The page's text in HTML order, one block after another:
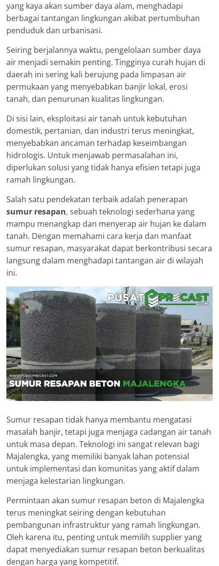
yang kaya akan sumber daya alam, menghadapi
berbagai tantangan lingkungan akibat pertumbuhan
penduduk dan urbanisasi.
Seiring berjalannya waktu, pengelolaan sumber daya
air menjadi semakin penting. Tingginya curah hujan di
daerah ini sering kali berujung pada limpasan air
permukaan yang menyebabkan banjir lokal, erosi
tanah, dan penurunan kualitas lingkungan.
Di sisi lain, eksploitasi air tanah untuk kebutuhan
domestik, pertanian, dan industri terus meningkat,
menyebabkan ancaman terhadap keseimbangan
hidrologis. Untuk menjawab permasalahan ini,
diperlukan solusi yang tidak hanya efisien tetapi juga
ramah lingkungan.
Salah satu pendekatan terbaik adalah penerapan
sumur resapan, sebuah teknologi sederhana yang
mampu menangkap dan menyerap air hujan ke dalam
tanah. Dengan memahami cara kerja dan manfaat
sumur resapan, masyarakat dapat berkontribusi secara
langsung dalam menghadapi tantangan air di wilayah
ini.
Sumur resapan tidak hanya membantu mengatasi
masalah banjir, tetapi juga menjaga cadangan air tanah
untuk masa depan. Teknologi ini sangat relevan bagi
Majalengka, yang memiliki banyak lahan potensial
untuk implementasi dan komunitas yang aktif dalam
menjaga kelestarian lingkungan.
Permintaan akan sumur resapan beton di Majalengka
terus meningkat seiring dengan kebutuhan
pembangunan infrastruktur yang ramah lingkungan.
Oleh karena itu, penting untuk memilih supplier yang
dapat menyediakan sumur resapan beton berkualitas
dengan harga yang kompetitif.